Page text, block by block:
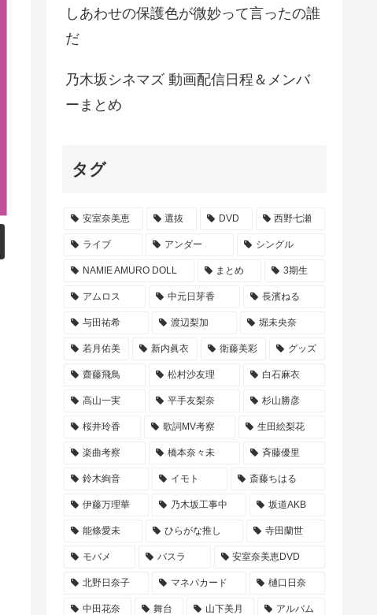
しあわせの保護色が微妙って言ったの誰
だ
乃木坂シネマズ 動画配信日程＆メンバ
ーまとめ
タグ
安室奈美恵 選抜 DVD 西野七瀬
ライブ アンダー シングル
NAMIE AMURO DOLL まとめ 3期生
アムロス 中元日芽香 長濱ねる
与田祐希 渡辺梨加 堀未央奈
若月佑美 新内眞衣 衛藤美彩 グッズ
齋藤飛鳥 松村沙友理 白石麻衣
高山一実 平手友梨奈 杉山勝彦
桜井玲香 歌詞MV考察 生田絵梨花
楽曲考察 橋本奈々未 斉藤優里
鈴木絢音 イモト 斎藤ちはる
伊藤万理華 乃木坂工事中 坂道AKB
能條愛未 ひらがな推し 寺田蘭世
モバメ バスラ 安室奈美恵DVD
北野日奈子 マネパカード 樋口日奈
中田花奈 舞台 山下美月 アルバム